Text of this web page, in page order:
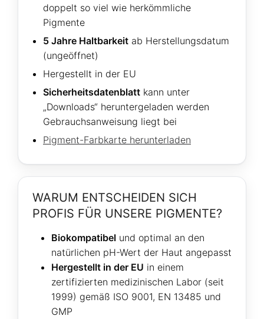
doppelt so viel wie herkömmliche
Pigmente
5 Jahre Haltbarkeit ab Herstellungsdatum
(ungeöffnet)
Hergestellt in der EU
Sicherheitsdatenblatt kann unter
„Downloads“ heruntergeladen werden
Gebrauchsanweisung liegt bei
Pigment-Farbkarte herunterladen
WARUM ENTSCHEIDEN SICH
PROFIS FÜR UNSERE PIGMENTE?
Biokompatibel und optimal an den
natürlichen pH-Wert der Haut angepasst
Hergestellt in der EU in einem
zertifizierten medizinischen Labor (seit
1999) gemäß ISO 9001, EN 13485 und
GMP